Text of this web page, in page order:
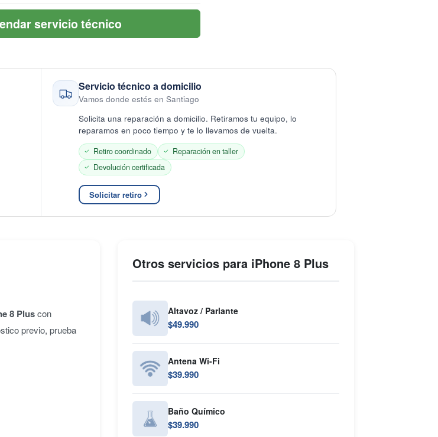
servicio técnico
Servicio técnico a domicilio
Vamos donde estés en Santiago
Solicita una reparación a domicilio. Retiramos tu equipo, lo
reparamos en poco tiempo y te lo llevamos de vuelta.
Retiro coordinado
Reparación en taller
Devolución certificada
Solicitar retiro
8 Pluscon
previo, prueba
Otros servicios para iPhone 8 Plus
Altavoz / Parlante
$49.990
Antena Wi-Fi
$39.990
Baño Químico
$39.990